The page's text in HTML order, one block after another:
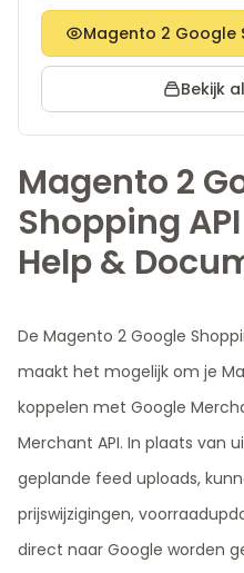
Magento 2 Google
Bekijk
Magento 2
Shopping
Help &
De Magento 2 Google
maakt het mogelijk om je
koppelen met Google
Merchant API. In plaats van
geplande feed uploads,
prijswijzigingen,
direct naar Google worden